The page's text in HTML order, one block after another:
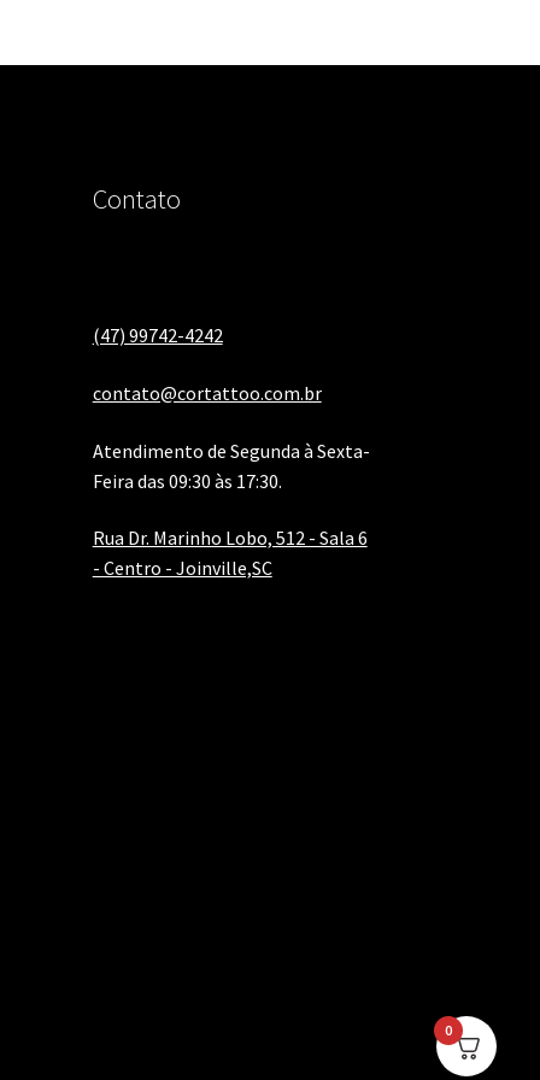
Contato
(47) 99742-4242
contato@cortattoo.com.br
Atendimento de Segunda à Sexta-
Feira das 09:30 às 17:30.
Rua Dr. Marinho Lobo, 512 - Sala 6
- Centro - Joinville,SC
0